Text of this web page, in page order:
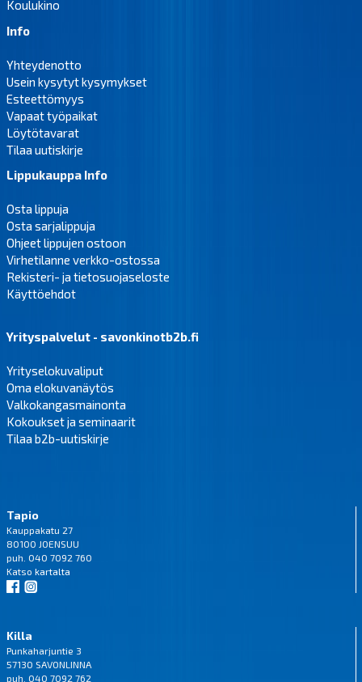
Koulukino
Info
Yhteydenotto
Usein kysytyt kysymykset
Esteettömyys
Vapaat työpaikat
Löytötavarat
Tilaa uutiskirje
Lippukauppa Info
Osta lippuja
Osta sarjalippuja
Ohjeet lippujen ostoon
Virhetilanne verkko-ostossa
Rekisteri- ja tietosuojaseloste
Käyttöehdot
Yrityspalvelut - savonkinotb2b.fi
Yrityselokuvaliput
Oma elokuvanäytös
Valkokangasmainonta
Kokoukset ja seminaarit
Tilaa b2b-uutiskirje
Tapio
Kauppakatu 27
80100 JOENSUU
puh. 040 7092 760
Katso kartalta
Killa
Punkaharjuntie 3
57130 SAVONLINNA
puh. 040 7092 762